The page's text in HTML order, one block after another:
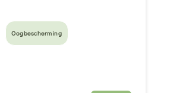
Oogbescherming